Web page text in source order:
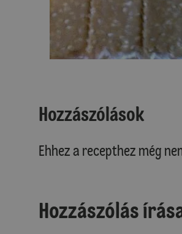
Hozzászólások
Ehhez a recepthez még
Hozzászólás